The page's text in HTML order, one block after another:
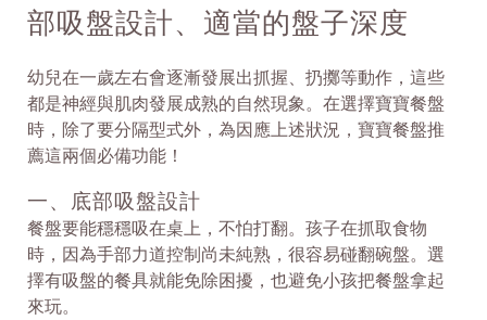
部吸盤設計、適當的盤子深度
幼兒在一歲左右會逐漸發展出抓握、扔擲等動作，這些
都是神經與肌肉發展成熟的自然現象。在選擇寶寶餐盤
時，除了要分隔型式外，為因應上述狀況，寶寶餐盤推
薦這兩個必備功能！
一、底部吸盤設計
餐盤要能穩穩吸在桌上，不怕打翻。孩子在抓取食物
時，因為手部力道控制尚未純熟，很容易碰翻碗盤。選
擇有吸盤的餐具就能免除困擾，也避免小孩把餐盤拿起
來玩。